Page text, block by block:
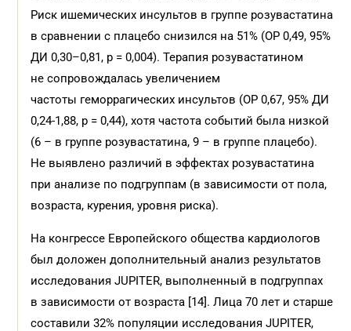
Риск ишемических инсультов в группе розувастатина
в сравнении с плацебо снизился на 51% (ОР 0,49, 95%
ДИ 0,30–0,81, p = 0,004). Терапия розувастатином
не сопровождалась увеличением
частоты геморрагических инсультов (ОР 0,67, 95% ДИ
0,24-1,88, p = 0,44), хотя частота событий была низкой
(6 – в группе розувастатина, 9 – в группе плацебо).
Не выявлено различий в эффектах розувастатина
при анализе по подгруппам (в зависимости от пола,
возраста, курения, уровня риска).
На конгрессе Европейского общества кардиологов
был доложен дополнительный анализ результатов
исследования JUPITER, выполненный в подгруппах
в зависимости от возраста [14]. Лица 70 лет и старше
составили 32% популяции исследования JUPITER,